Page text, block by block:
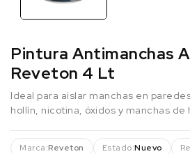
Pintura Antimanchas
Reveton 4 Lt
Ideal para aislar manchas en
hollín, nicotina, óxidos y manchas de
Marca:Reveton Estado:Nuevo